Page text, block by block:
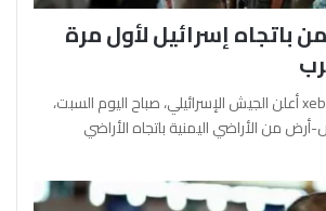
باتجاه إسرائيل لأول مرة
آفرين علو ـ xeber24.net أعلن الجيش الإسرائيلي، صباح اليوم السبت،
من الأراضي اليمنية باتجاه الأراضي